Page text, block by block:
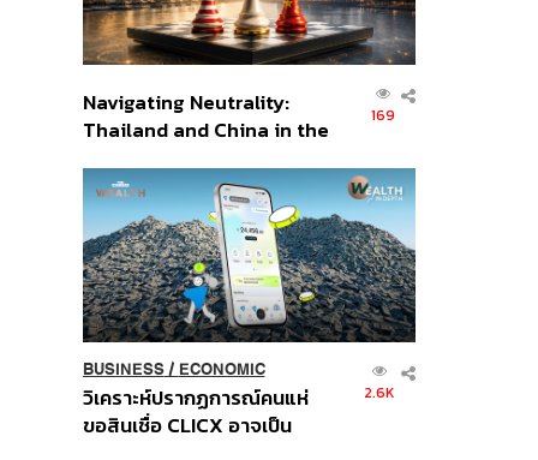
Navigating Neutrality:
Thailand and China in the
Order
169
BUSINESS/ ECONOMIC
วิเคราะห์ปรากฏการณ์คนแห่
ขอสินเชื่อ CLICX อาจเป็น
2.6K